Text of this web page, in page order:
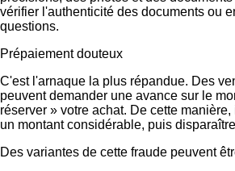
vérifier l'authenticité des documents ou
questions.
Prépaiement douteux
C'est l'arnaque la plus répandue. Des
peuvent demander une avance sur le
réserver » votre achat. De cette
un montant considérable, puis
Des variantes de cette fraude peuvent